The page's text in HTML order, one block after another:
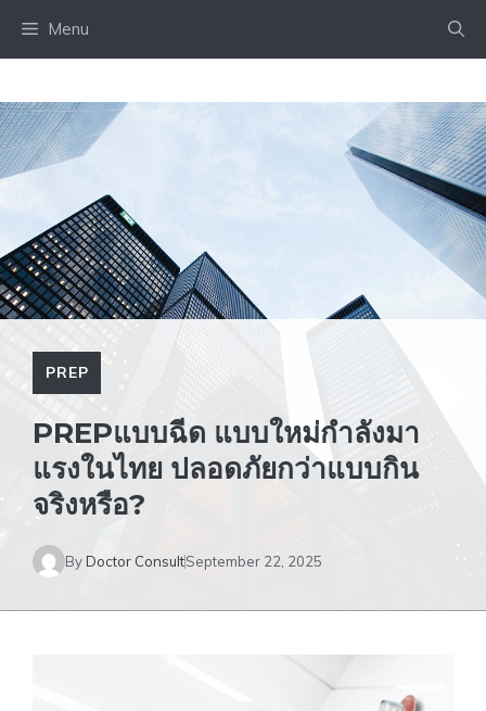
Menu
PREP
PREPแบบฉีด แบบใหม่กำลังมา
แรงในไทย ปลอดภัยกว่าแบบกิน
จริงหรือ?
ByDoctor ConsultSeptember 22, 2025